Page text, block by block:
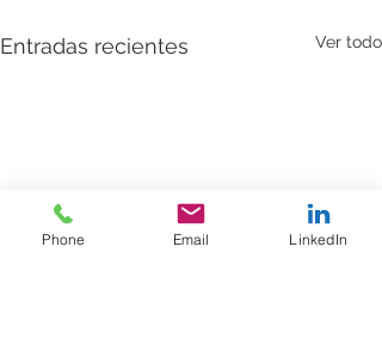
Entradas recientes Ver todo
Phone Email LinkedIn